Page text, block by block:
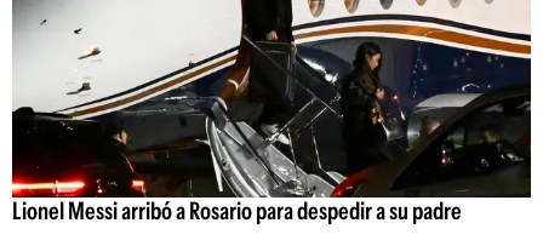
Lionel Messi arribó a Rosario para despedir a su padre